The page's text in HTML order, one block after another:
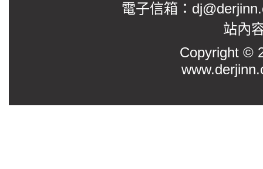
電子信箱：
站內
Copyright ©